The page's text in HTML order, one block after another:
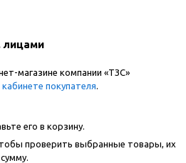
лицами
магазине компании «ТЗС»
покупателя.
его в корзину.
проверить выбранные товары, их